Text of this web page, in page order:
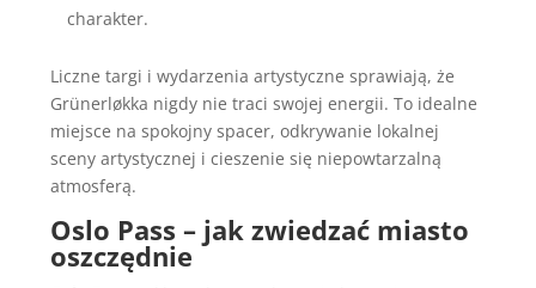
charakter.
Liczne targi i wydarzenia artystyczne sprawiają, że
Grünerløkka nigdy nie traci swojej energii. To idealne
miejsce na spokojny spacer, odkrywanie lokalnej
sceny artystycznej i cieszenie się niepowtarzalną
atmosferą.
Oslo Pass – jak zwiedzać miasto
oszczędnie